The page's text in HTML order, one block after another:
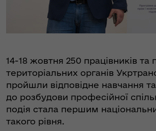
14-18 жовтня 250 працівників та
територіальних органів
пройшли відповідне навчання
до розбудови професійної
подія стала першим
такого рівня.